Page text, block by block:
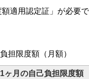
用認定証」が必要で
担限度額（月額）
1ヶ月の自己負担限度額